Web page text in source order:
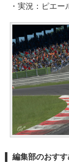
・実況：ピエー
編集部のおす